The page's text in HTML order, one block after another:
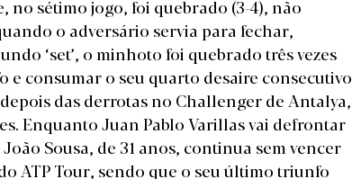
no sétimo jogo, foi quebrado (3-4), não
o adversário servia para fechar,
‘set’, o minhoto foi quebrado três vezes
consumar o seu quarto desaire consecutivo
das derrotas no Challenger de Antalya,
Enquanto Juan Pablo Varillas vai defrontar
Sousa, de 31 anos, continua sem vencer
ATP Tour, sendo que o seu último triunfo